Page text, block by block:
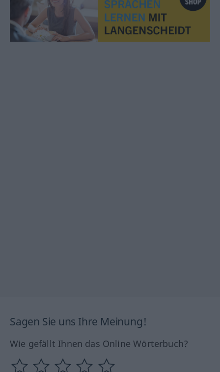
Sagen Sie uns Ihre Meinung!
Wie gefällt Ihnen das Online Wörterbuch?